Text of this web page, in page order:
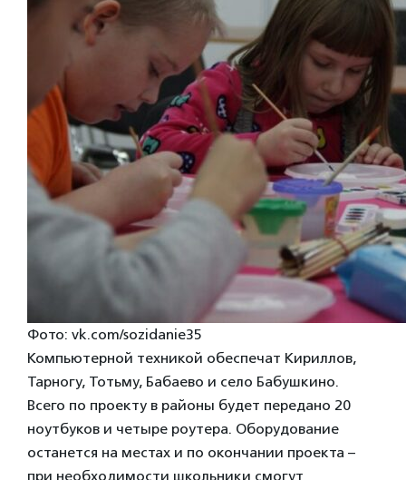
Фото: vk.com/sozidanie35
Компьютерной техникой обеспечат Кириллов,
Тарногу, Тотьму, Бабаево и село Бабушкино.
Всего по проекту в районы будет передано 20
ноутбуков и четыре роутера. Оборудование
останется на местах и по окончании проекта –
при необходимости школьники смогут